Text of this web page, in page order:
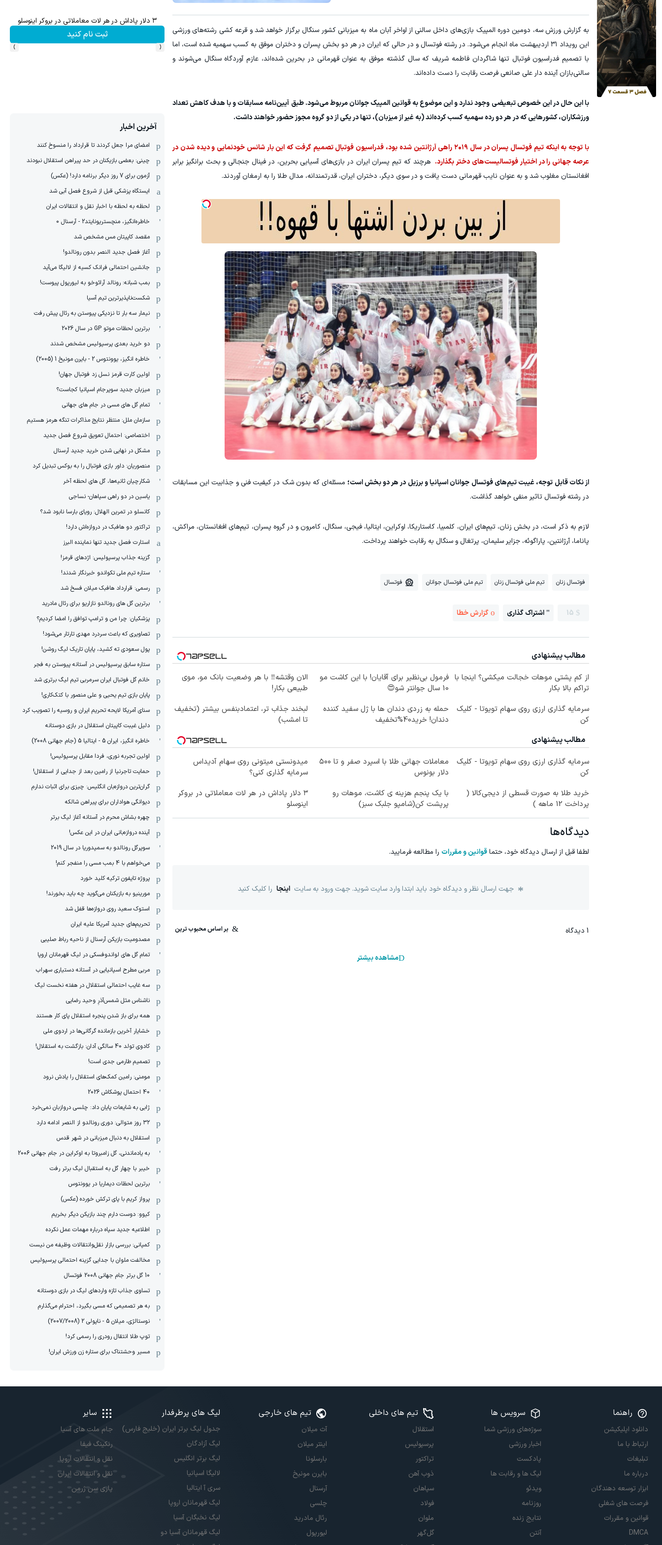
به گزارش ورزش سه، دومین دوره المپیک بازی‌های داخل سالنی از اواخر آبان ماه به میزبانی کشور سنگال برگزار خواهد شد و قرعه کشی رشته‌های ورزشی
این رویداد ۳۱ اردیبهشت ماه انجام می‌شود. در رشته فوتسال و در حالی که ایران در هر دو بخش پسران و دختران موفق به کسب سهمیه شده است، اما
با تصمیم فدراسیون فوتبال تنها شاگردان فاطمه شریف که سال گذشته موفق به عنوان قهرمانی در بحرین شده‌اند، عازم آوردگاه سنگال می‌شوند و
سالنی‌بازان آینده دار علی صانعی فرصت رقابت را دست داده‌اند.
با این حال در این خصوص تبعیضی وجود ندارد و این موضوع به قوانین المپیک جوانان مربوط می‌شود. طبق آیین‌نامه مسابقات و با هدف کاهش تعداد
ورزشکاران، کشورهایی که در هر دو رده سهمیه کسب کرده‌اند (به غیر از میزبان)، تنها در یکی از دو گروه مجوز حضور خواهند داشت.
با توجه به اینکه تیم فوتسال پسران در سال ۲۰۱۹ راهی آرژانتین شده بود، فدراسیون فوتبال تصمیم گرفت که این بار شانس خودنمایی و دیده شدن در
عرصه جهانی را در اختیار فوتسالیست‌های دختر بگذارد. هرچند که تیم پسران ایران در بازی‌های آسیایی بحرین، در فینال جنجالی و بحث برانگیز برابر
افغانستان مغلوب شد و به عنوان نایب قهرمانی دست یافت و در سوی دیگر، دختران ایران، قدرتمندانه، مدال طلا را به ارمغان آوردند.
از نکات قابل توجه، غیبت تیم‌های فوتسال جوانان اسپانیا و برزیل در هر دو بخش است؛ مسئله‌ای که بدون شک در کیفیت فنی و جذابیت این مسابقات
در رشته فوتسال تاثیر منفی خواهد گذاشت.
لازم به ذکر است، در بخش زنان، تیم‌های ایران، کلمبیا، کاستاریکا، اوکراین، ایتالیا، فیجی، سنگال، کامرون و در گروه پسران، تیم‌های افغانستان، مراکش،
پاناما، آرژانتین، پاراگوئه، جزایر سلیمان، پرتغال و سنگال به رقابت خواهند پرداخت.
فوتسال زنان تیم ملی فوتسال زنان تیم ملی فوتسال جوانان فوتسال
15 اشتراک گذاری گزارش خطا
مطالب پیشنهادی
از کم پشتی موهات خجالت میکشی؟ اینجا با
تراکم بالا بکار
فرمول بی‌نظیر برای آقایان! با این کاشت مو
10 سال جوانتر شو😍
الان وقتشه‼️ با هر وضعیت بانک مو، موی
طبیعی بکار!
سرمایه گذاری ارزی روی سهام تویوتا - کلیک
کن
حمله به زردی دندان ها با ژل سفید کننده
دندان! خرید40%تخفیف
لبخند جذاب تر، اعتمادبنفس بیشتر (تخفیف
تا امشب)
مطالب پیشنهادی
سرمایه گذاری ارزی روی سهام تویوتا - کلیک
کن
معاملات جهانی طلا با اسپرد صفر و تا ۵۰۰
دلار بونوس
میدونستی میتونی روی سهام آدیداس
سرمایه گذاری کنی؟
خرید طلا به صورت قسطی از دیجی‌کالا (
پرداخت 12 ماهه )
با یک پنجم هزینه ی کاشت، موهات رو
پرپشت کن(شامپو جلبک سبز)
۳ دلار پاداش در هر لات معاملاتی در بروکر
اینوسلو
دیدگاه‌ها
لطفا قبل از ارسال دیدگاه خود، حتماقوانین و مقررات را مطالعه فرمایید.
جهت ارسال نظر و دیدگاه خود باید ابتدا وارد سایت شوید. جهت ورود به سایت اینجا را کلیک کنید
1 دیدگاه
مشاهده بیشتر
۳ دلار پاداش در هر لات معاملاتی در بروکر اینوسلو
ثبت نام کنید
‹
›
آخرین اخبار
امضای مرا جعل کردند تا قرارداد را منسوخ کنند
چینی: بعضی بازیکنان در حد پیراهن استقلال نبودند
آزمون برای 7 روز دیگر برنامه دارد! (عکس)
ایستگاه پزشکی قبل از شروع فصل آبی شد
لحظه به لحظه با اخبار نقل و انتقالات ایران
خاطره‌انگیز، منچستریونایتد2 - آرسنال 0
مقصد کاپیتان مس مشخص شد
آغاز فصل جدید النصر بدون رونالدو!
جانشین احتمالی فرانک کسیه از لالیگا می‌آید
بمب شبانه: رونالد آرائوخو به لیورپول پیوست!
شکست‌ناپذیرترین تیم آسیا
نیمار سه بار تا نزدیکی پیوستن به رئال پیش رفت
برترین لحظات موتو GP در سال 2026
دو خرید بعدی پرسپولیس مشخص شدند
خاطره انگیز، یوونتوس 2 - بایرن مونیخ 1 (2005)
اولین کارت قرمز نسل زد فوتبال جهان!
میزبان جدید سوپرجام اسپانیا کجاست؟
تمام گل های مسی در جام های جهانی
سازمان ملل: منتظر نتایج مذاکرات تنگه هرمز هستیم
اختصاصی: احتمال تعویق شروع فصل جدید
مشکل در نهایی شدن خرید جدید آرسنال
منصوریان: داور بازی فوتبال را به بوکس تبدیل کرد
شکارچیان ثانیه‌ها، گل های لحظه آخر
یاسین در دو راهی سپاهان- نساجی
کانسلو در تمرین الهلال: رویای بارسا نابود شد؟
تراکتور دو هافبک در دروازه‌اش دارد!
استارت فصل جدید تنها نماینده البرز
گزینه جذاب پرسپولیس: اژدهای قرمز!
ستاره تیم ملی تکواندو خبرنگار شدند!
رسمی: قرارداد هافبک میلان فسخ شد
برترین گل های رونالدو نازاریو برای رئال مادرید
پزشکیان: چرا من و ترامپ توافق را امضا کردیم؟
تصاویری که باعث سردرد مهدی تارتار می‌شود!
پول سعودی ته کشید، پایان تاریک لیگ روشن!
ستاره سابق پرسپولیس در آستانه پیوستن به فجر
خانم گل فوتبال ایران سرمربی تیم لیگ برتری شد
پایان بازی تیم یحیی و علی منصور با کتک‌کاری!
سنای آمریکا لایحه تحریم ایران و روسیه را تصویب کرد
دلیل غیبت کاپیتان استقلال در بازی دوستانه
خاطره انگیز، ایران 5 - ایتالیا 5 (جام جهانی 2008)
اولین تجربه نوری، فردا مقابل پرسپولیس!
حمایت تاجرنیا از رامین بعد از جدایی از استقلال!
گران‌ترین دروازه‌بان انگلیس: چیزی برای اثبات ندارم
دیوانگی هواداران برای پیراهن شالکه
چهره بشاش محرم در آستانه آغاز لیگ برتر
آینده دروازه‌بانی ایران در این عکس!
سوپرگل رونالدو به سمپدوریا در سال 2019
می‌خواهم با 4 بمب مسی را منفجر کنم!
پروژه تایفون ترکیه کلید خورد
مورینیو به بازیکنان می‌گوید چه باید بخورند!
استوک سعید روی دروازه‌ها قفل شد
تحریم‌های جدید آمریکا علیه ایران
مصدومیت بازیکن آرسنال از ناحیه رباط صلیبی
تمام گل های لواندوفسکی در لیگ قهرمانان اروپا
مربی مطرح اسپانیایی در آستانه دستیاری سهراب
سه غایب احتمالی استقلال در هفته نخست لیگ
ناشناس مثل شمس‌آذرِ وحید رضایی
همه برای باز شدن پنجره استقلال پای کار هستند
خشایار آخرین بازمانده گرگانی‌ها در اردوی ملی
کادوی تولد 40 سالگی آدان: بازگشت به استقلال!
تصمیم طارمی جدی است!
مومنی: رامین کمک‌های استقلال را یادش نرود
40 احتمال پوشکاش 2026
ژابی به شایعات پایان داد: چلسی دروازبان نمی‌خرد
۳۲ روز متوالی: دوری رونالدو از النصر ادامه دارد
استقلال به دنبال میزبانی در شهر قدس
به یادماندنی، گل زامبروتا به اوکراین در جام جهانی 2006
خیبر با چهار گل به استقبال لیگ برتر رفت
برترین لحظات دیماریا در یوونتوس
پرواز کریم با پای ترکش خورده (عکس)
کیوو: دوست دارم چند بازیکن دیگر بخریم
اطلاعیه جدید سپاه درباره مهمات عمل نکرده
کمپانی: بررسی بازار نقل‌وانتقالات وظیفه من نیست
مخالفت ملوان با جدایی گزینه احتمالی پرسپولیس
10 گل برتر جام جهانی 2008 فوتسال
تساوی جذاب تازه واردهای لیگ در بازی دوستانه
به هر تصمیمی که مسی بگیرد، احترام می‌گذارم
نوستالژی، میلان 5 - ناپولی 2 (2007/2008)
توپ طلا انتقال رودری را رسمی کرد!
مسیر وحشتناک برای ستاره زن ورزش ایران!
راهنما
دانلود اپلیکیشن
ارتباط با ما
تبلیغات
درباره ما
ابزار توسعه دهندگان
فرصت های شغلی
قوانین و مقررات
DMCA
سرویس ها
سوژه‌های ورزشی شما
اخبار ورزشی
پادکست
لیگ ها و رقابت ها
ویدئو
روزنامه
نتایج زنده
آنتن
تیم های داخلی
استقلال
پرسپولیس
تراکتور
ذوب آهن
سپاهان
فولاد
ملوان
گل‌گهر
تیم های خارجی
آث میلان
اینتر میلان
بارسلونا
بایرن مونیخ
آرسنال
چلسی
رئال مادرید
لیورپول
لیگ های پرطرفدار
جدول لیگ برتر ایران (خلیج فارس)
لیگ آزادگان
لیگ برتر انگلیس
لالیگا اسپانیا
سری آ ایتالیا
لیگ قهرمانان اروپا
لیگ نخبگان آسیا
لیگ قهرمانان آسیا دو
سایر
جام ملت های آسیا
رنکینگ فیفا
نقل و انتقالات اروپا
نقل و انتقالات ایران
پاری سن ژرمن